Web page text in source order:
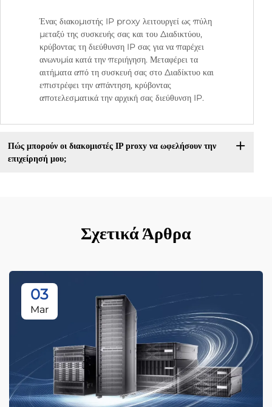
Ένας διακομιστής IP proxy λειτουργεί ως πύλη
μεταξύ της συσκευής σας και του Διαδικτύου,
κρύβοντας τη διεύθυνση IP σας για να παρέχει
ανωνυμία κατά την περιήγηση. Μεταφέρει τα
αιτήματα από τη συσκευή σας στο Διαδίκτυο και
επιστρέφει την απάντηση, κρύβοντας
αποτελεσματικά την αρχική σας διεύθυνση IP.
Πώς μπορούν οι διακομιστές IP proxy να ωφελήσουν την
επιχείρησή μου;
Σχετικά Άρθρα
03
Mar